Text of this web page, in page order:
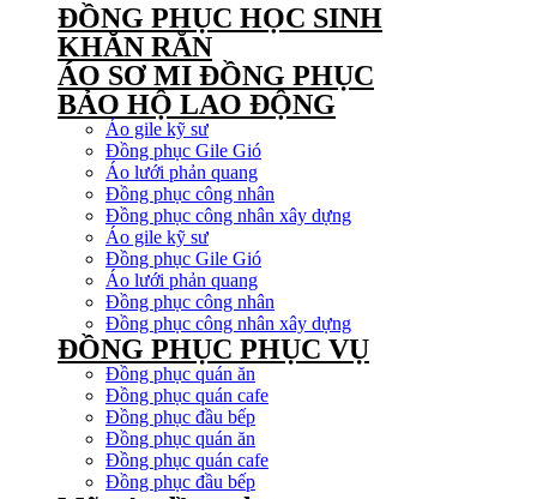
ĐỒNG PHỤC HỌC SINH
KHĂN RẰN
ÁO SƠ MI ĐỒNG PHỤC
BẢO HỘ LAO ĐỘNG
Áo gile kỹ sư
Đồng phục Gile Gió
Áo lưới phản quang
Đồng phục công nhân
Đồng phục công nhân xây dựng
Áo gile kỹ sư
Đồng phục Gile Gió
Áo lưới phản quang
Đồng phục công nhân
Đồng phục công nhân xây dựng
ĐỒNG PHỤC PHỤC VỤ
Đồng phục quán ăn
Đồng phục quán cafe
Đồng phục đầu bếp
Đồng phục quán ăn
Đồng phục quán cafe
Đồng phục đầu bếp